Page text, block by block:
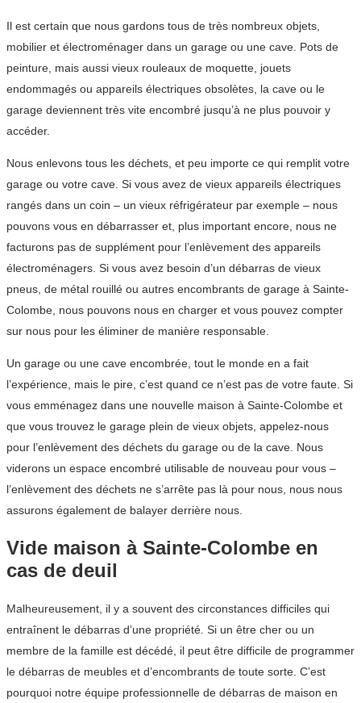
Il est certain que nous gardons tous de très nombreux objets,
mobilier et électroménager dans un garage ou une cave. Pots de
peinture, mais aussi vieux rouleaux de moquette, jouets
endommagés ou appareils électriques obsolètes, la cave ou le
garage deviennent très vite encombré jusqu’à ne plus pouvoir y
accéder.
Nous enlevons tous les déchets, et peu importe ce qui remplit votre
garage ou votre cave. Si vous avez de vieux appareils électriques
rangés dans un coin – un vieux réfrigérateur par exemple – nous
pouvons vous en débarrasser et, plus important encore, nous ne
facturons pas de supplément pour l’enlèvement des appareils
électroménagers. Si vous avez besoin d’un débarras de vieux
pneus, de métal rouillé ou autres encombrants de garage à Sainte-
Colombe, nous pouvons nous en charger et vous pouvez compter
sur nous pour les éliminer de manière responsable.
Un garage ou une cave encombrée, tout le monde en a fait
l’expérience, mais le pire, c’est quand ce n’est pas de votre faute. Si
vous emménagez dans une nouvelle maison à Sainte-Colombe et
que vous trouvez le garage plein de vieux objets, appelez-nous
pour l’enlèvement des déchets du garage ou de la cave. Nous
viderons un espace encombré utilisable de nouveau pour vous –
l’enlèvement des déchets ne s’arrête pas là pour nous, nous nous
assurons également de balayer derrière nous.
Vide maison à Sainte-Colombe en
cas de deuil
Malheureusement, il y a souvent des circonstances difficiles qui
entraînent le débarras d’une propriété. Si un être cher ou un
membre de la famille est décédé, il peut être difficile de programmer
le débarras de meubles et d’encombrants de toute sorte. C’est
pourquoi notre équipe professionnelle de débarras de maison en